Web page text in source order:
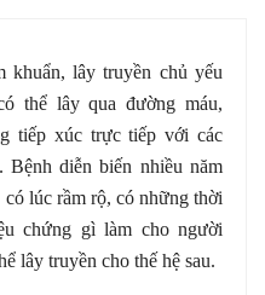
khuẩn, lây truyền chủ yếu
thể lây qua đường máu,
tiếp xúc trực tiếp với các
diễn biến nhiều năm
lúc rầm rộ, có những thời
chứng gì làm cho người
lây truyền cho thế hệ sau.